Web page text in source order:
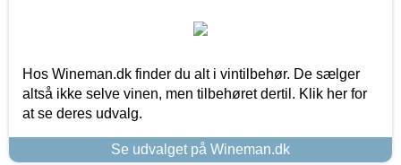
Hos Wineman.dk finder du alt i vintilbehør. De sælger
altså ikke selve vinen, men tilbehøret dertil. Klik her for
at se deres udvalg.
Se udvalget på Wineman.dk